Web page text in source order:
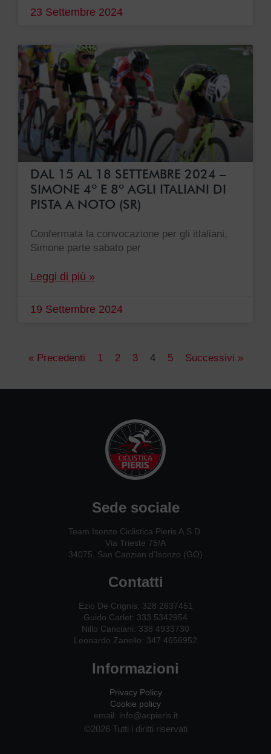
23 Settembre 2024
DAL 15 AL 18 SETTEMBRE 2024 –
SIMONE 4º E 8º AGLI ITALIANI DI
PISTA A NOTO (SR)
Confermata la convocazione per gli itlaliani,
Simone parte sabato per
Leggi di più »
19 Settembre 2024
« Precedenti 1 2 3 4 5 Successivi »
Sede sociale
Team Isonzo Ciclistica Pieris A.S.D.
Via Trieste 75/A
34075, San Canzian d’Isonzo (GO)
Contatti
Ezio De Crignis: 328 2637451
Guido Carlet: 333 5342954
Nillo Canciani: 338 4933730
Leonardo Zanello: 347 4656952
Informazioni
Privacy Policy
Cookie policy
email: info@acpieris.it
©2026 Tutti i diritti riservati